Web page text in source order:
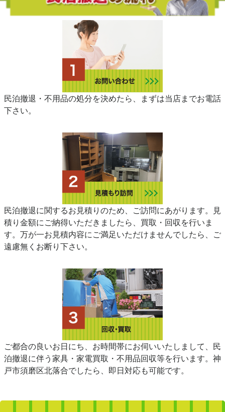
民泊撤退・不用品の処分を決めたら、まずは当店までお電話
下さい。
民泊撤退に関するお見積りのため、ご訪問にあがります。見
積り金額にご納得いただきましたら、買取・回収を行いま
す。万が一お見積内容にご満足いただけませんでしたら、ご
遠慮無くお断り下さい。
ご都合の良いお日にち、お時間帯にお伺いいたしまして、民
泊撤退に伴う家具・家電買取・不用品回収等を行います。神
戸市須磨区北落合でしたら、即日対応も可能です。